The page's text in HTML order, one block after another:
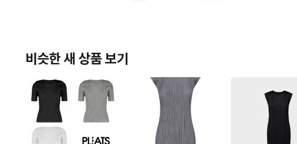
비슷한 새 상품 보기